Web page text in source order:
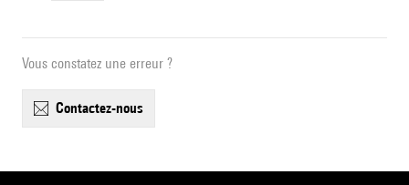
Vous constatez une erreur ?
contactez-nous